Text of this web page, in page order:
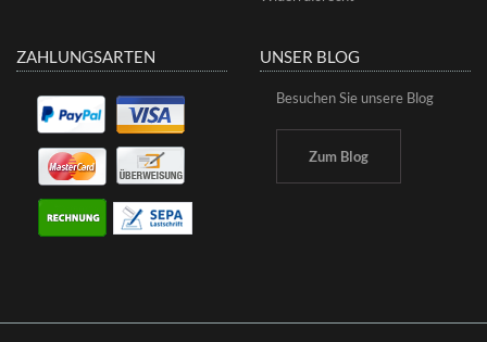
ZAHLUNGSARTEN UNSER BLOG
Besuchen Sie unsere Blog
Zum Blog